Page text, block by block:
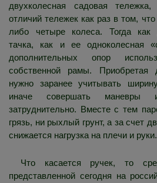
двухколесная садовая
отличий тележек как раз в том,
либо четыре колеса. Тогда как
тачка, как и ее одноколесная
дополнительных опор
собственной рамы. Приобретая
нужно заранее учитывать
иначе совершать маневры
затруднительно. Вместе с тем
грязь, ни рыхлый грунт, а за счет
снижается нагрузка на плечи и руки.
Что касается ручек, то
представленной сегодня на